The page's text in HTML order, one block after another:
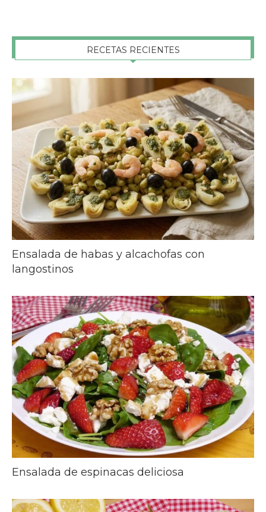
RECETAS RECIENTES
Ensalada de habas y alcachofas con
langostinos
Ensalada de espinacas deliciosa